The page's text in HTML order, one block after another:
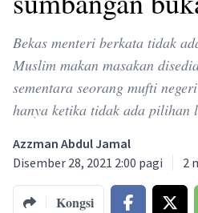
Bekas menteri berkata tidak
Muslim makan masakan
sementara seorang mufti
hanya ketika tidak ada pilihan
Azzman Abdul Jamal
Disember 28, 2021 2:00 pagi
2
Kongsi